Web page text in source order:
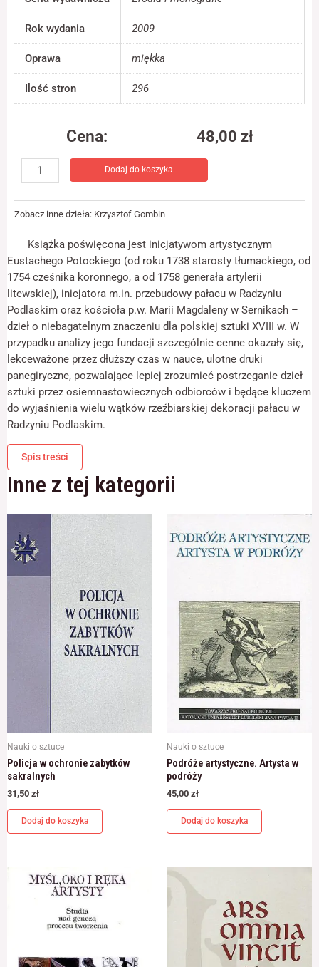
Rok wydania 2009
Oprawa miękka
Ilość stron 296
Cena: 48,00 zł
Inicjatywy
artystyczne
Eustachego
Potockiego
Dodaj do koszyka
Zobacz inne dzieła: Krzysztof Gombin
Książka poświęcona jest inicjatywom artystycznym
Eustachego Potockiego (od roku 1738 starosty tłumackiego, od
1754 cześnika koronnego, a od 1758 generała artylerii
litewskiej), inicjatora m.in. przebudowy pałacu w Radzyniu
Podlaskim oraz kościoła p.w. Marii Magdaleny w Sernikach –
dzieł o niebagatelnym znaczeniu dla polskiej sztuki XVIII w. W
przypadku analizy jego fundacji szczególnie cenne okazały się,
lekceważone przez dłuższy czas w nauce, ulotne druki
panegiryczne, pozwalające lepiej zrozumieć postrzeganie dzieł
sztuki przez osiemnastowiecznych odbiorców i będące kluczem
do wyjaśnienia wielu wątków rzeźbiarskiej dekoracji pałacu w
Radzyniu Podlaskim.
Spis treści
Inne z tej kategorii
Nauki o sztuce
Policja w ochronie zabytków
sakralnych
31,50 zł
Dodaj do koszyka
Nauki o sztuce
Podróże artystyczne. Artysta w
podróży
45,00 zł
Dodaj do koszyka
Aby nasza strona
na nią. Jeśli
cookie, niektóre
internetowej.
Marketing
Udostępniając
swoje
zainteresowania i
zachowania
podczas
odwiedzania naszej
strony, zwiększasz
szansę na
zobaczenie
spersonalizowanych
treści i ofert.